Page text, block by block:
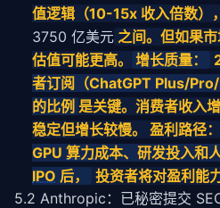
值逻辑（10-15x 收入倍数）
3750 亿美元 之间。但如果市
估值可能更高。
增长质量：
者订阅（ChatGPT Plus/
的比例 是关键。消费者收入
稳定但增长较慢。 盈利路径：
GPU 算力成本、研发投入和
IPO 后， 投资者将对盈利能
5.2 Anthropic：已秘密提交